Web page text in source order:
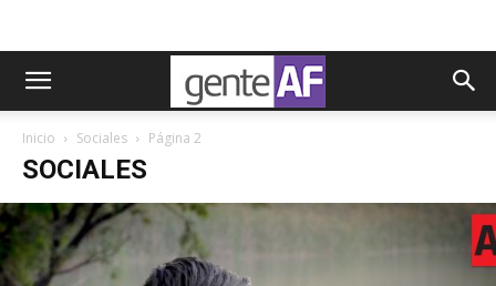
Inicio Sociales Página 2
SOCIALES